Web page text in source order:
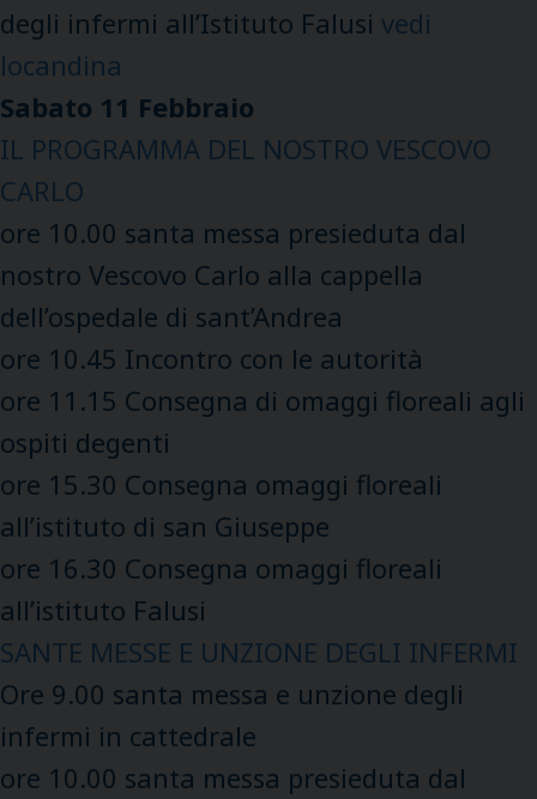
degli infermi all’Istituto Falusi vedi
locandina
Sabato 11 Febbraio
IL PROGRAMMA DEL NOSTRO VESCOVO
CARLO
ore 10.00 santa messa presieduta dal
nostro Vescovo Carlo alla cappella
dell’ospedale di sant’Andrea
ore 10.45 Incontro con le autorità
ore 11.15 Consegna di omaggi floreali agli
ospiti degenti
ore 15.30 Consegna omaggi floreali
all’istituto di san Giuseppe
ore 16.30 Consegna omaggi floreali
all’istituto Falusi
SANTE MESSE E UNZIONE DEGLI INFERMI
Ore 9.00 santa messa e unzione degli
infermi in cattedrale
ore 10.00 santa messa presieduta dal